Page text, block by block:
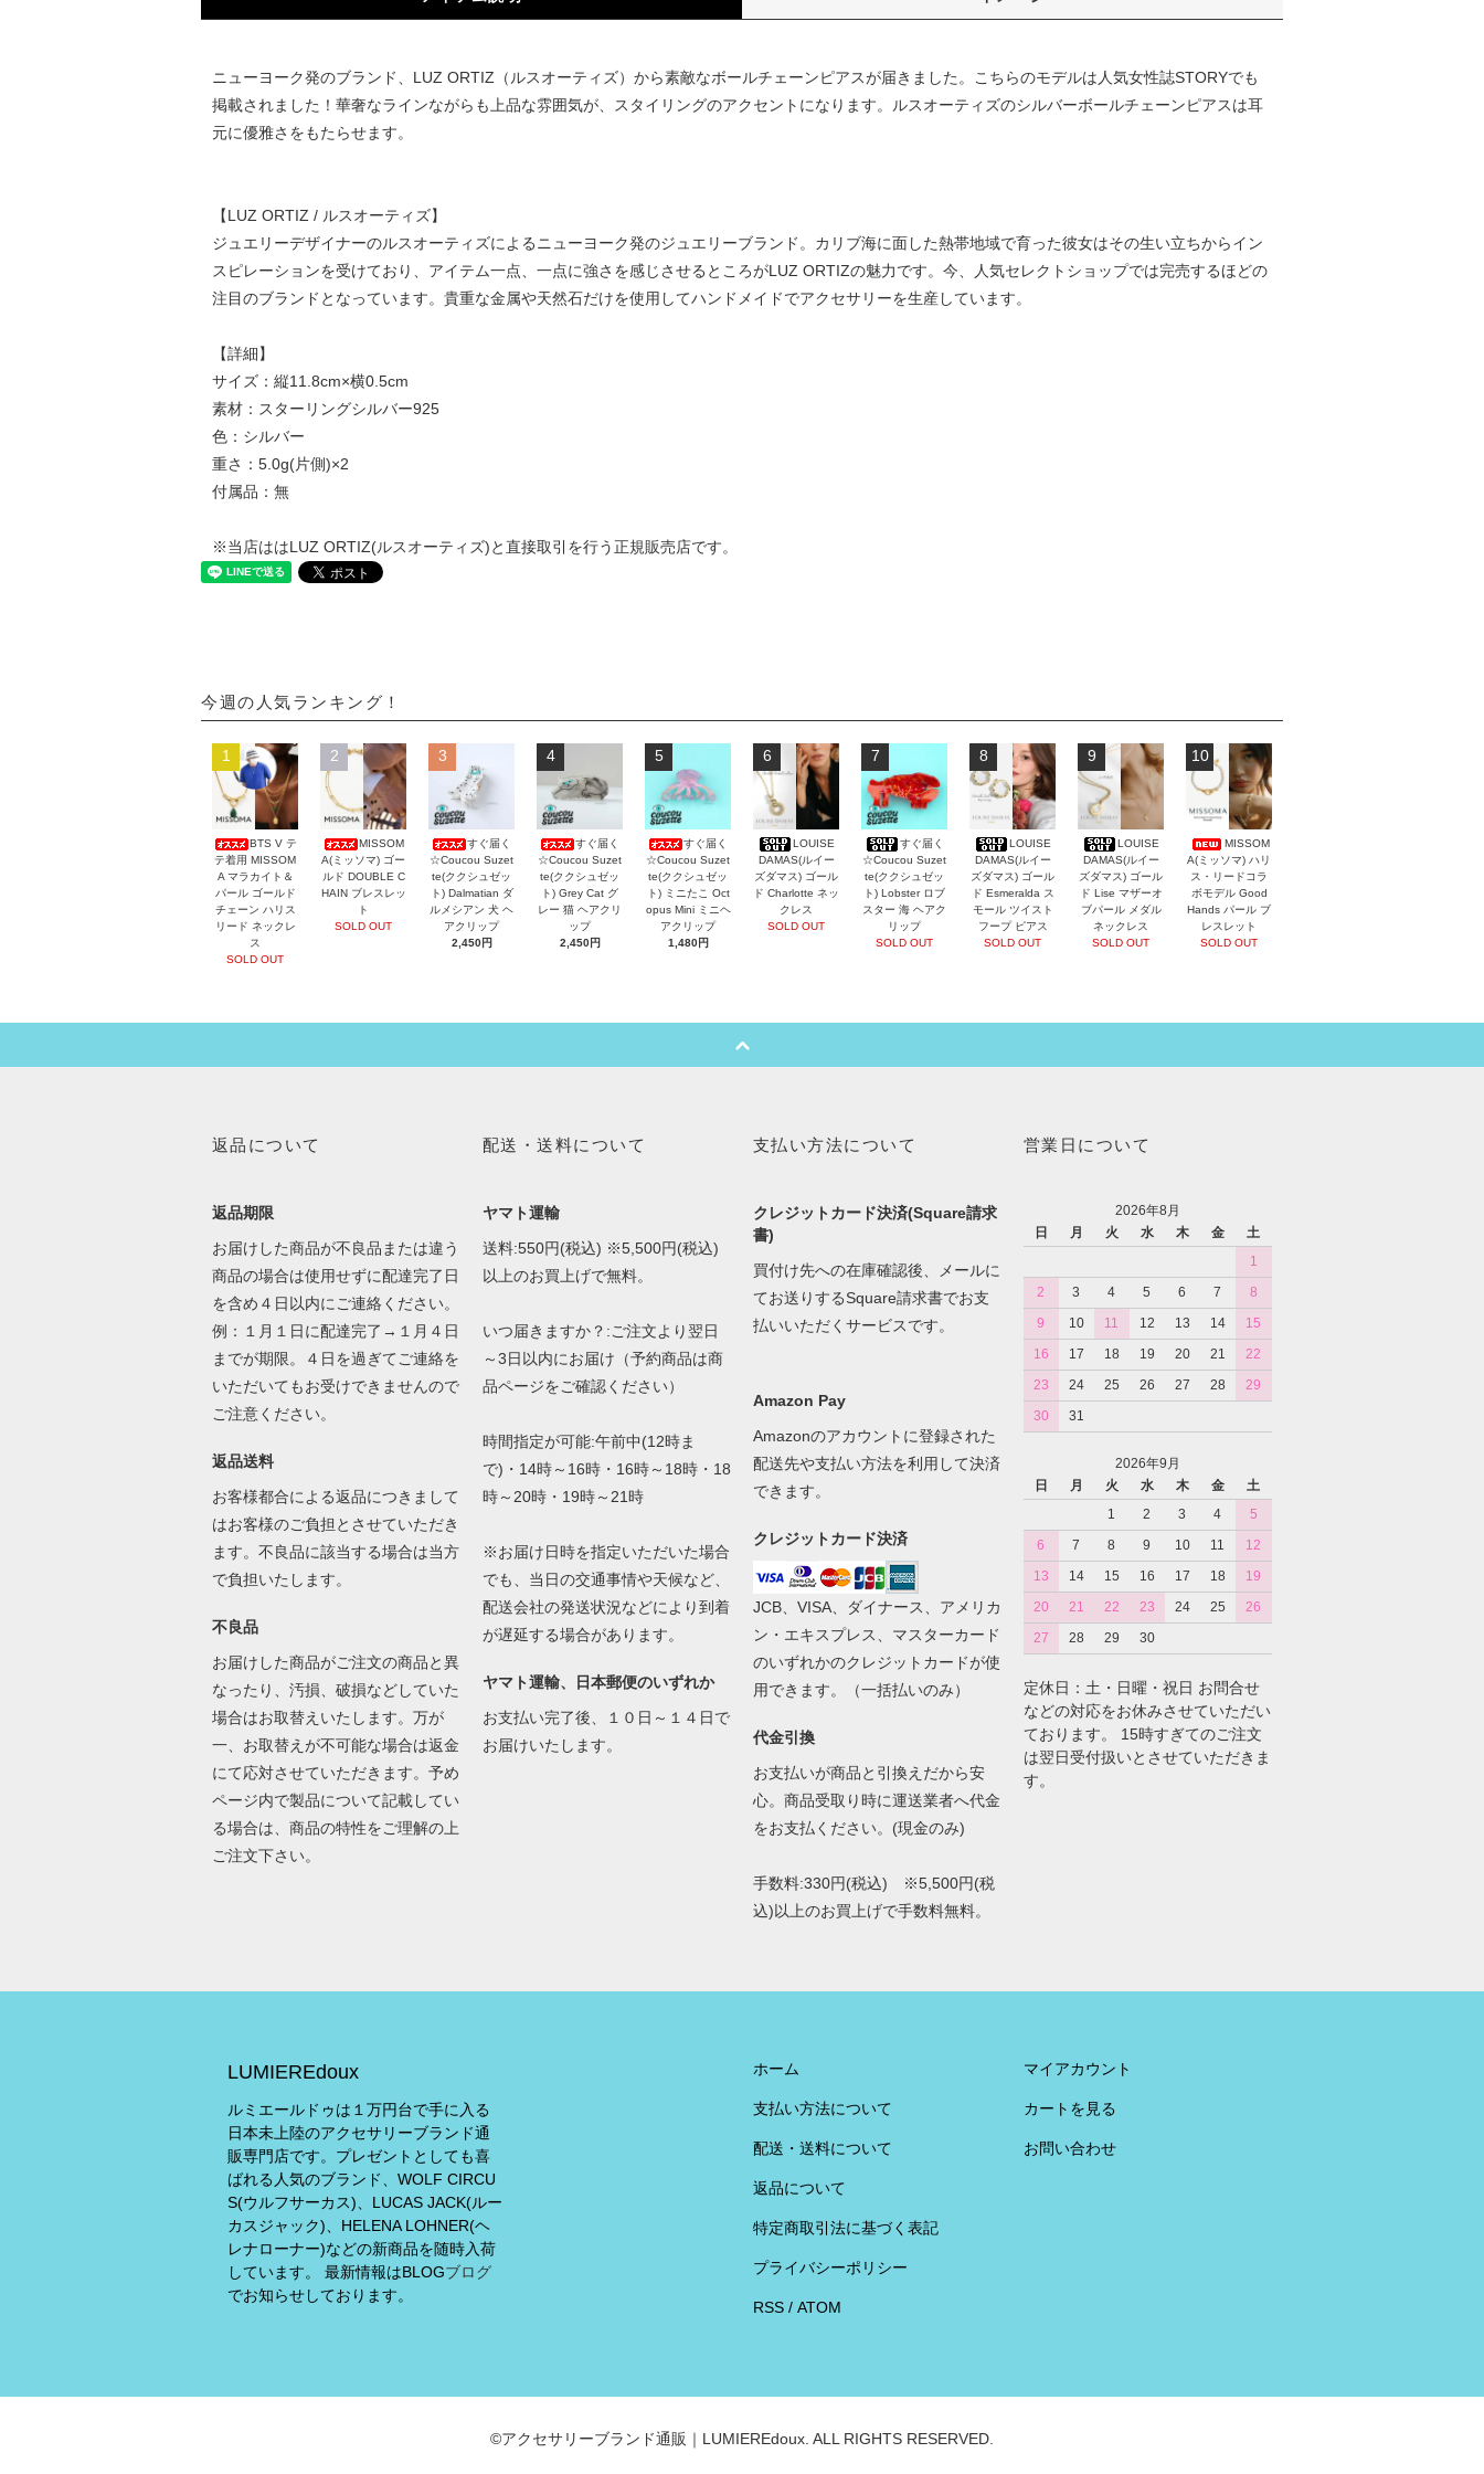
ニューヨーク発のブランド、LUZ ORTIZ（ルスオーティズ）から素敵なボールチェーンピアスが届きました。こちらのモデルは人気女性誌STORYでも
掲載されました！華奢なラインながらも上品な雰囲気が、スタイリングのアクセントになります。ルスオーティズのシルバーボールチェーンピアスは耳
元に優雅さをもたらせます。
【LUZ ORTIZ / ルスオーティズ】
ジュエリーデザイナーのルスオーティズによるニューヨーク発のジュエリーブランド。カリブ海に面した熱帯地域で育った彼女はその生い立ちからイン
スピレーションを受けており、アイテム一点、一点に強さを感じさせるところがLUZ ORTIZの魅力です。今、人気セレクトショップでは完売するほどの
注目のブランドとなっています。貴重な金属や天然石だけを使用してハンドメイドでアクセサリーを生産しています。
【詳細】
サイズ：縦11.8cm×横0.5cm
素材：スターリングシルバー925
色：シルバー
重さ：5.0g(片側)×2
付属品：無
※当店ははLUZ ORTIZ(ルスオーティズ)と直接取引を行う正規販売店です。
今週の人気ランキング！
1
BTS V テ
テ着用 MISSOM
A マラカイト＆
パール ゴールド
チェーン ハリス
リード ネックレ
ス
SOLD OUT
2
MISSOM
A(ミッソマ) ゴー
ルド DOUBLE C
HAIN ブレスレッ
ト
SOLD OUT
3
すぐ届く
☆Coucou Suzet
te(ククシュゼッ
ト) Dalmatian ダ
ルメシアン 犬 ヘ
アクリップ
2,450円
4
すぐ届く
☆Coucou Suzet
te(ククシュゼッ
ト) Grey Cat グ
レー 猫 ヘアクリ
ップ
2,450円
5
すぐ届く
☆Coucou Suzet
te(ククシュゼッ
ト) ミニたこ Oct
opus Mini ミニヘ
アクリップ
1,480円
6
LOUISE
DAMAS(ルイー
ズダマス) ゴール
ド Charlotte ネッ
クレス
SOLD OUT
7
すぐ届く
☆Coucou Suzet
te(ククシュゼッ
ト) Lobster ロブ
スター 海 ヘアク
リップ
SOLD OUT
8
LOUISE
DAMAS(ルイー
ズダマス) ゴール
ド Esmeralda ス
モール ツイスト
フープ ピアス
SOLD OUT
9
LOUISE
DAMAS(ルイー
ズダマス) ゴール
ド Lise マザーオ
ブパール メダル
ネックレス
SOLD OUT
10
MISSOM
A(ミッソマ) ハリ
ス・リードコラ
ボモデル Good
Hands パール ブ
レスレット
SOLD OUT
返品について
返品期限
お届けした商品が不良品または違う
商品の場合は使用せずに配達完了日
を含め４日以内にご連絡ください。
例：１月１日に配達完了→１月４日
までが期限。４日を過ぎてご連絡を
いただいてもお受けできませんので
ご注意ください。
返品送料
お客様都合による返品につきまして
はお客様のご負担とさせていただき
ます。不良品に該当する場合は当方
で負担いたします。
不良品
お届けした商品がご注文の商品と異
なったり、汚損、破損などしていた
場合はお取替えいたします。万が
一、お取替えが不可能な場合は返金
にて応対させていただきます。予め
ページ内で製品について記載してい
る場合は、商品の特性をご理解の上
ご注文下さい。
配送・送料について
ヤマト運輸
送料:550円(税込) ※5,500円(税込)
以上のお買上げで無料。
いつ届きますか？:ご注文より翌日
～3日以内にお届け（予約商品は商
品ページをご確認ください）
時間指定が可能:午前中(12時ま
で)・14時～16時・16時～18時・18
時～20時・19時～21時
※お届け日時を指定いただいた場合
でも、当日の交通事情や天候など、
配送会社の発送状況などにより到着
が遅延する場合があります。
ヤマト運輸、日本郵便のいずれか
お支払い完了後、１０日～１４日で
お届けいたします。
支払い方法について
クレジットカード決済(Square請求
書)
買付け先への在庫確認後、メールに
てお送りするSquare請求書でお支
払いいただくサービスです。
Amazon Pay
Amazonのアカウントに登録された
配送先や支払い方法を利用して決済
できます。
クレジットカード決済
JCB、VISA、ダイナース、アメリカ
ン・エキスプレス、マスターカード
のいずれかのクレジットカードが使
用できます。（一括払いのみ）
代金引換
お支払いが商品と引換えだから安
心。商品受取り時に運送業者へ代金
をお支払ください。(現金のみ)
手数料:330円(税込) ※5,500円(税
込)以上のお買上げで手数料無料。
営業日について
2026年8月
日
月 火 水 木 金
土
1
2
3 4 5 6 7
8
9
10 11 12 13 14
15
16
17 18 19 20 21
22
23
24 25 26 27 28
29
30
31
2026年9月
日
月 火 水 木 金
土
1
2 3 4
5
6
7 8 9 10 11
12
13
14 15 16 17 18
19
20
21 22 23 24 25
26
27
28 29 30
定休日：土・日曜・祝日 お問合せ
などの対応をお休みさせていただい
ております。 15時すぎてのご注文
は翌日受付扱いとさせていただきま
す。
LUMIEREdoux
ルミエールドゥは１万円台で手に入る
日本未上陸のアクセサリーブランド通
販専門店です。プレゼントとしても喜
ばれる人気のブランド、WOLF CIRCU
S(ウルフサーカス)、LUCAS JACK(ルー
カスジャック)、HELENA LOHNER(ヘ
レナローナー)などの新商品を随時入荷
しています。 最新情報はBLOGブログ
でお知らせしております。
ホーム
支払い方法について
配送・送料について
返品について
特定商取引法に基づく表記
プライバシーポリシー
RSS/ ATOM
マイアカウント
カートを見る
お問い合わせ
©アクセサリーブランド通販｜LUMIEREdoux. ALL RIGHTS RESERVED.